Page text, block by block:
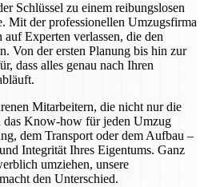
Schlüssel zu einem reibungslosen
Mit der professionellen Umzugsfirma
Experten verlassen, die den
Von der ersten Planung bis hin zur
dass alles genau nach Ihren
Mitarbeitern, die nicht nur die
das Know-how für jeden Umzug
dem Transport oder dem Aufbau –
Integrität Ihres Eigentums. Ganz
umziehen, unsere
den Unterschied.